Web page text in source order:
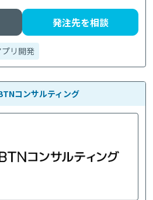
発注先を相談
プリ開発
コンサルティング